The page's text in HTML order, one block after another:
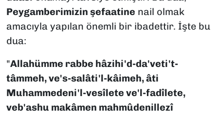
Peygamberimizin şefaatine nail olmak
amacıyla yapılan önemli bir ibadettir. İşte bu
dua:
"Allahümme rabbe hâzihi'd-da'veti't-
tâmmeh, ve's-salâti'l-kâimeh, âti
Muhammedeni'l-vesîlete ve'l-fadîlete,
veb'ashu makâmen mahmûdenillezî